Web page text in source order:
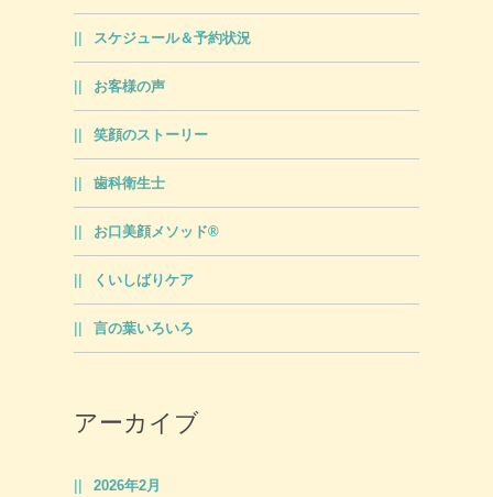
スケジュール＆予約状況
お客様の声
笑顔のストーリー
歯科衛生士
お口美顔メソッド®
くいしばりケア
言の葉いろいろ
アーカイブ
2026年2月